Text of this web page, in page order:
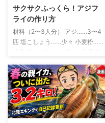
アジングの略 決して、 「アジが
バチバチ、コンコンと当たる釣
り」 という意味ではないです 船
から仕掛けを縦方向に落とし、深
い場所にいるアジを狙う釣り 初
夏になって水温が上昇すると、シ
ョアから良型のアジを狙うのが難
しくなってきます この時期に岸
から釣れやすいのは、豆 ...
サクサクふっくら！アジフ
ライの作り方
材料（2〜3人分） アジ……3〜4
匹 塩こしょう……少々 小麦粉……
ソースまたはタルタルソース……
お好みで アジは三枚おろしにし
て、腹骨と小骨を取り除きます
開いた状態で揚げたい場合は、背
開きや腹開きでも大丈夫 アジフ